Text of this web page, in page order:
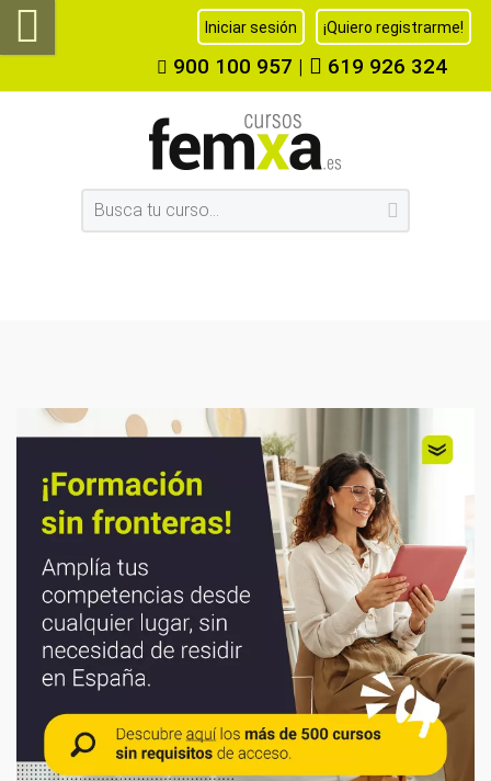
Iniciar sesión ¡Quiero registrarme!
900 100 957 | 619 926 324